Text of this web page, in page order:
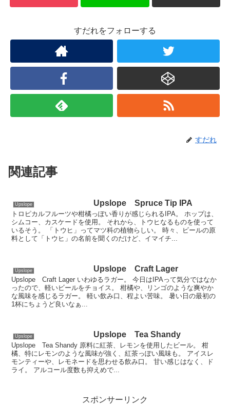
すだれをフォローする
すだれ
関連記事
Upslope Upslope Spruce Tip IPA
トロピカルフルーツや柑橘っぽい香りが感じられるIPA。 ホップは、
シムコー、カスケードを使用。 それから、トウヒなるものを使って
いるそう。 「トウヒ」ってマツ科の植物らしい。 時々、ビールの原
料として「トウヒ」の名前を聞くのだけど、イマイチ...
Upslope Upslope Craft Lager
Upslope Craft Lager いわゆるラガー。 今日はIPAって気分ではなか
ったので、軽いビールをチョイス。 柑橘や、リンゴのような爽やか
な風味を感じるラガー。 軽い飲み口、程よい苦味。 暑い日の最初の
1杯にちょうど良いなぁ...
Upslope Upslope Tea Shandy
Upslope Tea Shandy 原料に紅茶、レモンを使用したビール。 柑
橘、特にレモンのような風味が強く、紅茶っぽい風味も。 アイスレ
モンティーや、レモネードを思わせる飲み口。 甘い感じはなく、ド
ライ。 アルコール度数も抑えめで...
スポンサーリンク